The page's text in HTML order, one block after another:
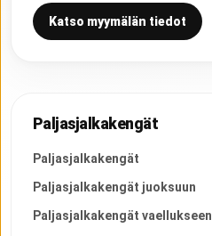
Katso myymälän tiedot
Paljasjalkakengät
Paljasjalkakengät
Paljasjalkakengät juoksuun
Paljasjalkakengät vaellukseen